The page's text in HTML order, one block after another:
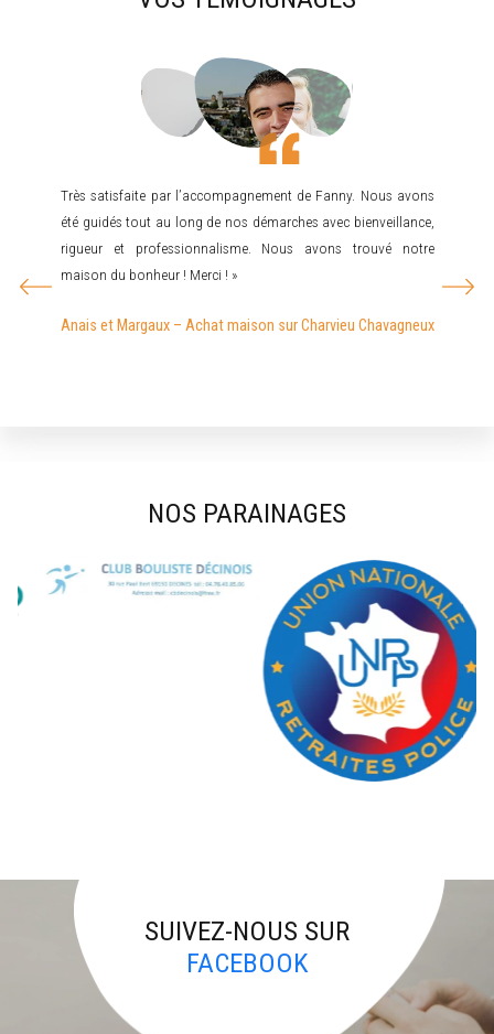
Très satisfaite par l’accompagnement de Fanny. Nous avons
été guidés tout au long de nos démarches avec bienveillance,
rigueur et professionnalisme. Nous avons trouvé notre
maison du bonheur ! Merci ! »
Anais et Margaux – Achat maison sur Charvieu Chavagneux
NOS PARAINAGES
SUIVEZ-NOUS SUR
FACEBOOK